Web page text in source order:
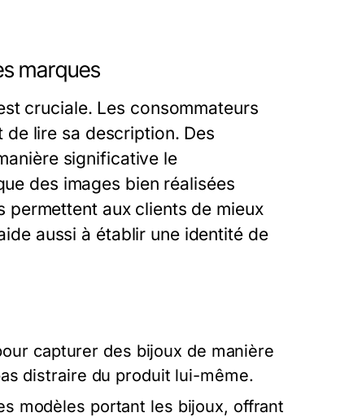
marques
cruciale. Les consommateurs
lire sa description. Des
significative le
des images bien réalisées
aux clients de mieux
aussi à établir une identité de
capturer des bijoux de manière
distraire du produit lui-même.
modèles portant les bijoux, offrant